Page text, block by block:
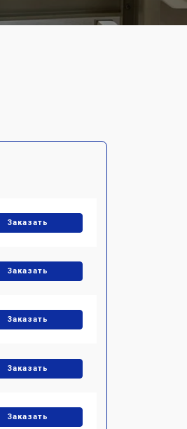
Заказать
Заказать
Заказать
Заказать
Заказать